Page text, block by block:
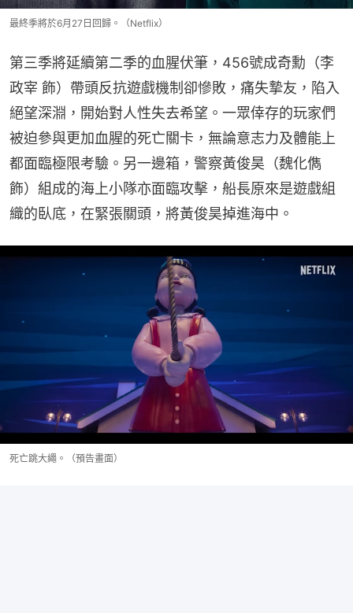
最終季將於6月27日回歸。（Netflix）
第三季將延續第二季的血腥伏筆，456號成奇勳（李
政宰 飾）帶頭反抗遊戲機制卻慘敗，痛失摯友，陷入
絕望深淵，開始對人性失去希望。一眾倖存的玩家們
被迫參與更加血腥的死亡關卡，無論意志力及體能上
都面臨極限考驗。另一邊箱，警察黃俊昊（魏化儁
飾）組成的海上小隊亦面臨攻擊，船長原來是遊戲組
織的臥底，在緊張關頭，將黃俊昊掉進海中。
死亡跳大繩。（預告畫面）